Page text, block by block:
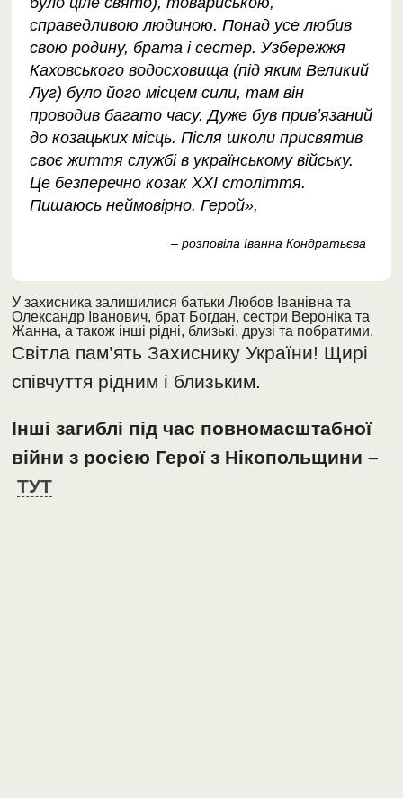
справедливою людиною. Понад усе любив
свою родину, брата і сестер. Узбережжя
Каховського водосховища (під яким Великий
Луг) було його місцем сили, там він
проводив багато часу. Дуже був привʼязаний
до козацьких місць. Після школи присвятив
своє життя службі в українському війську.
Це безперечно козак XXI століття.
Пишаюсь неймовірно. Герой»,
– розповіла Іванна Кондратьєва
У захисника залишилися батьки Любов Іванівна та
Олександр Іванович, брат Богдан, сестри Вероніка та
Жанна, а також інші рідні, близькі, друзі та побратими.
Світла пам’ять Захиснику України! Щирі
співчуття рідним і близьким.
Інші загиблі під час повномасштабної
війни з росією Герої з Нікопольщини –
ТУТ